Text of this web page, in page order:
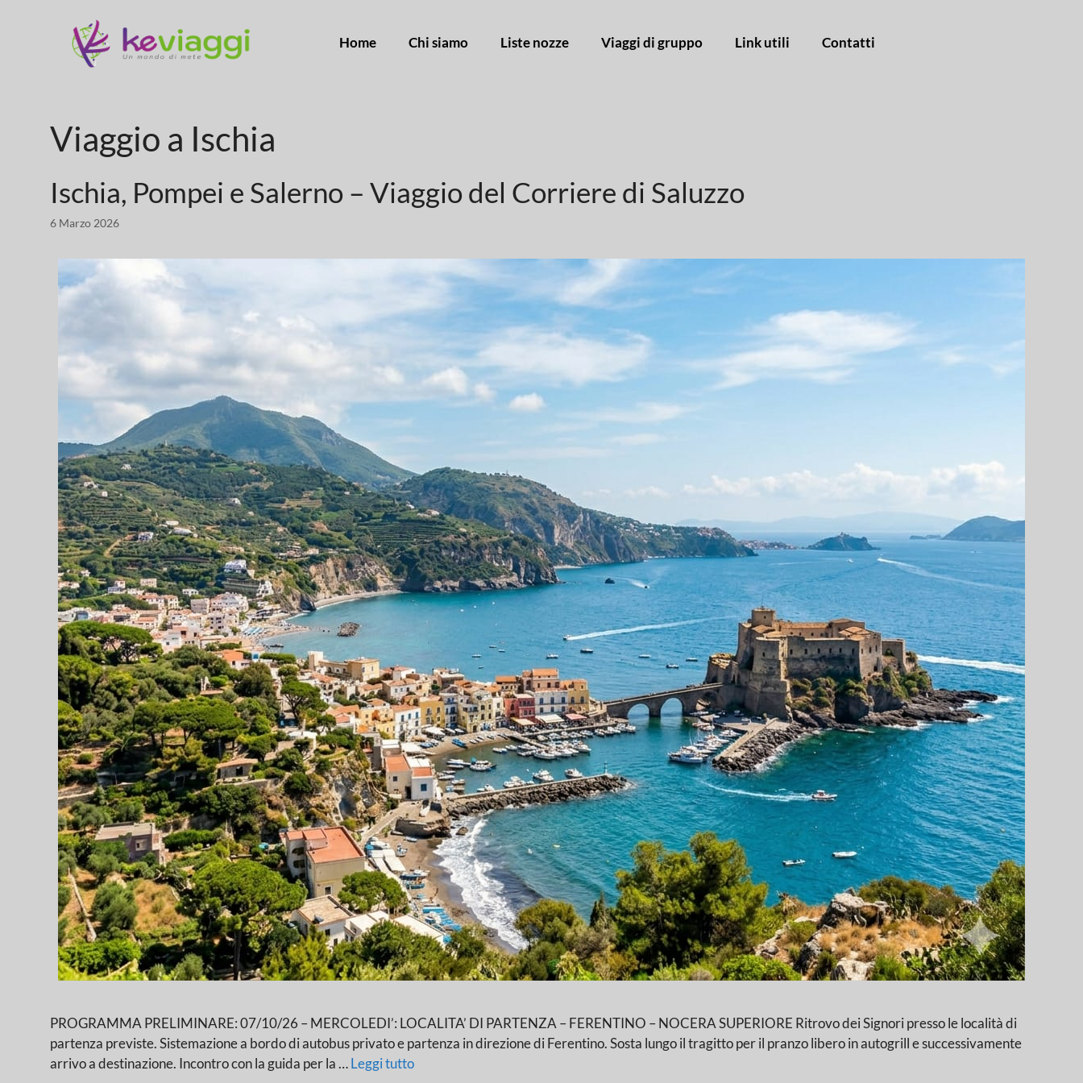
Home Chi siamo Liste nozze Viaggi di gruppo Link utili Contatti
Viaggio a Ischia
Ischia, Pompei e Salerno – Viaggio del Corriere di Saluzzo
6 Marzo 2026
PROGRAMMA PRELIMINARE: 07/10/26 – MERCOLEDI’: LOCALITA’ DI PARTENZA – FERENTINO – NOCERA SUPERIORE Ritrovo dei Signori presso le località di
partenza previste. Sistemazione a bordo di autobus privato e partenza in direzione di Ferentino. Sosta lungo il tragitto per il pranzo libero in autogrill e successivamente
arrivo a destinazione. Incontro con la guida per la …Leggi tutto